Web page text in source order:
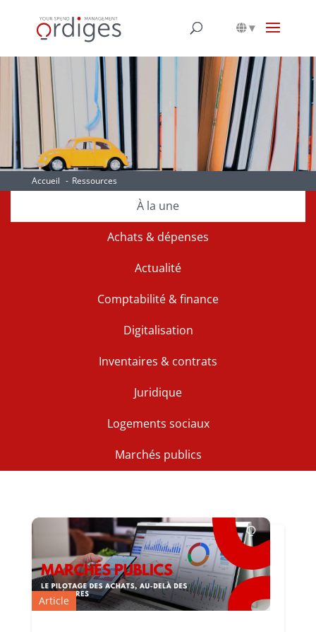
▾
Ressources
Accueil Ressources
À la une
Achats & dépenses
Actualité
Comptabilité & finance
Digitalisation
Inventaires & contrats
Juridique
Logements sociaux
Marchés publics
Article